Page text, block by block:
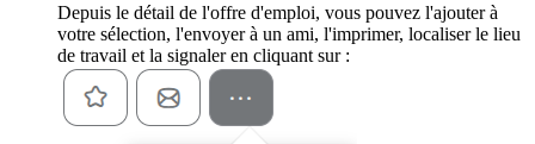
Depuis le détail de l'offre d'emploi, vous pouvez l'ajouter à
votre sélection, l'envoyer à un ami, l'imprimer, localiser le lieu
de travail et la signaler en cliquant sur :